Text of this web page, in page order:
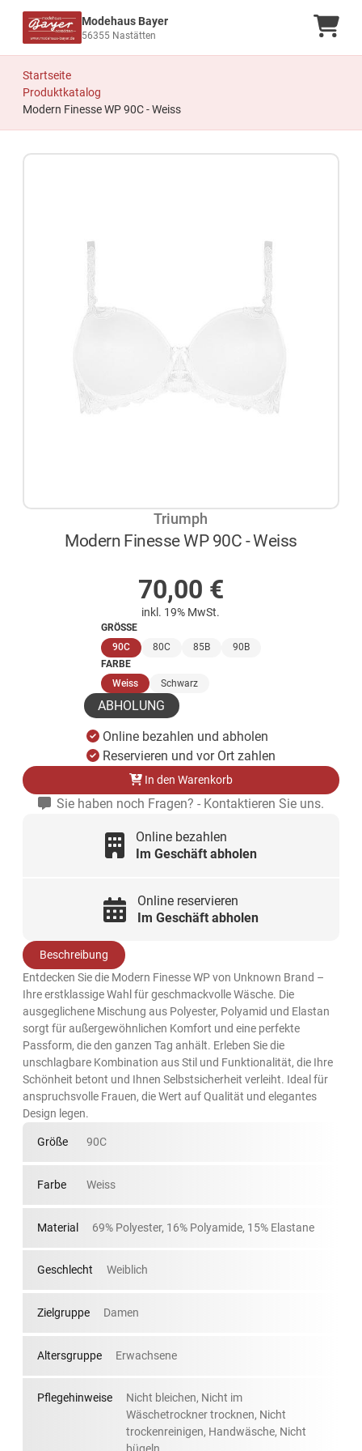
Modehaus Bayer
56355 Nastätten
Startseite
Produktkatalog
Modern Finesse WP 90C - Weiss
Triumph
Modern Finesse WP 90C - Weiss
70,00 €
inkl. 19% MwSt.
GRÖSSE
90C(ausgewählt)
80C 85B
90B
FARBE
Weiss(ausgewählt)
Schwarz
ABHOLUNG
Online bezahlen und abholen
Reservieren und vor Ort zahlen
In den Warenkorb
Sie haben noch Fragen? - Kontaktieren Sie uns.
Online bezahlen
Im Geschäft abholen
Online reservieren
Im Geschäft abholen
Beschreibung
Entdecken Sie die Modern Finesse WP von Unknown Brand –
Ihre erstklassige Wahl für geschmackvolle Wäsche. Die
ausgeglichene Mischung aus Polyester, Polyamid und Elastan
sorgt für außergewöhnlichen Komfort und eine perfekte
Passform, die den ganzen Tag anhält. Erleben Sie die
unschlagbare Kombination aus Stil und Funktionalität, die Ihre
Schönheit betont und Ihnen Selbstsicherheit verleiht. Ideal für
anspruchsvolle Frauen, die Wert auf Qualität und elegantes
Design legen.
Größe 90C
Farbe Weiss
Material 69% Polyester, 16% Polyamide, 15% Elastane
Geschlecht Weiblich
Zielgruppe Damen
Altersgruppe Erwachsene
Pflegehinweise
Nicht bleichen, Nicht im
Wäschetrockner trocknen, Nicht
trockenreinigen, Handwäsche, Nicht